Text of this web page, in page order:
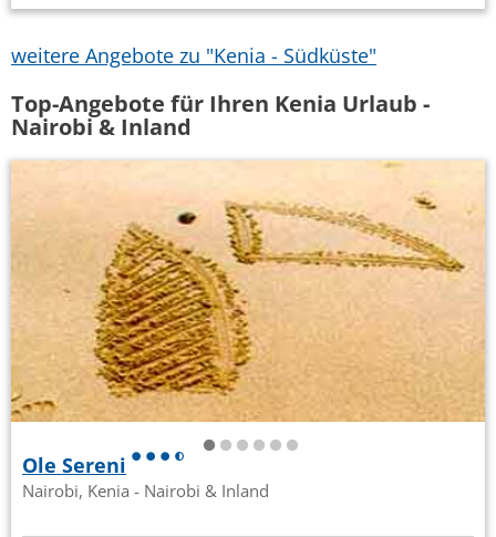
weitere Angebote zu "Kenia - Südküste"
Top-Angebote für Ihren Kenia Urlaub -
Nairobi & Inland
Ole Sereni
Nairobi, Kenia - Nairobi & Inland